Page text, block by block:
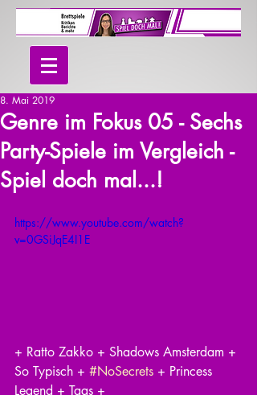
Genre im Fokus 05 - Sechs
Party-Spiele im Vergleich -
Spiel doch mal...!
8. Mai 2019
https://www.youtube.com/watch?
v=0GSiJqE4I1E
+ Ratto Zakko + Shadows Amsterdam +
So Typisch + #NoSecrets + Princess
Legend + Tags +